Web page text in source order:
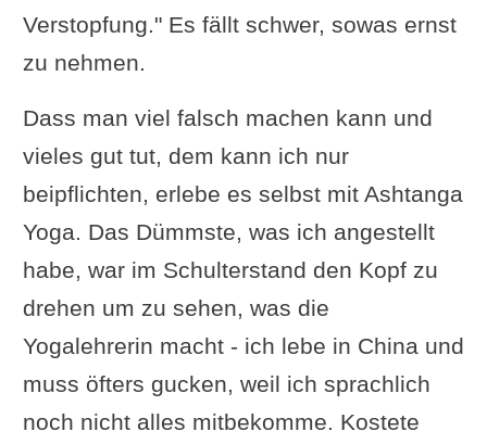
Verstopfung." Es fällt schwer, sowas ernst
zu nehmen.
Dass man viel falsch machen kann und
vieles gut tut, dem kann ich nur
beipflichten, erlebe es selbst mit Ashtanga
Yoga. Das Dümmste, was ich angestellt
habe, war im Schulterstand den Kopf zu
drehen um zu sehen, was die
Yogalehrerin macht - ich lebe in China und
muss öfters gucken, weil ich sprachlich
noch nicht alles mitbekomme. Kostete